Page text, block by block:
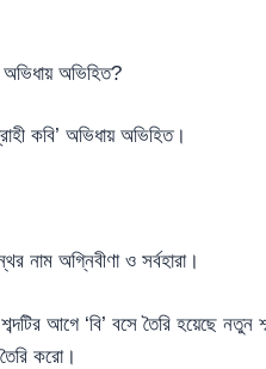
অভিহিত?
কবি’ অভিধায় অভিহিত।
নাম অগ্নিবীণা ও সর্বহারা।
আগে ‘বি’ বসে তৈরি হয়েছে নতুন
করো।